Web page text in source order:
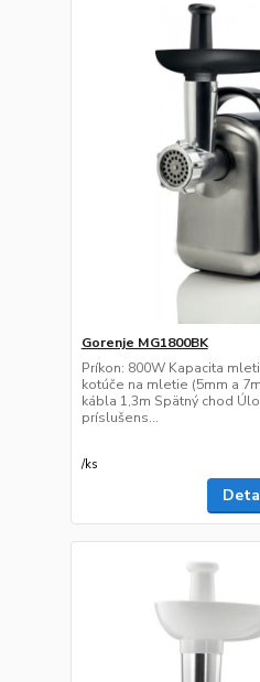
Gorenje MG1800BK
Príkon: 800W Kapacita
kotúče na mletie (5mm a
kábla 1,3m Spätný chod
príslušens...
/ks